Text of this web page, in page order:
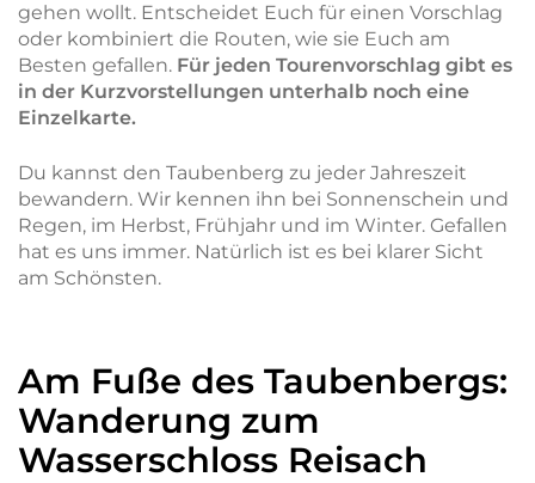
gehen wollt. Entscheidet Euch für einen Vorschlag
oder kombiniert die Routen, wie sie Euch am
Besten gefallen. Für jeden Tourenvorschlag gibt es
in der Kurzvorstellungen unterhalb noch eine
Einzelkarte.
Du kannst den Taubenberg zu jeder Jahreszeit
bewandern. Wir kennen ihn bei Sonnenschein und
Regen, im Herbst, Frühjahr und im Winter. Gefallen
hat es uns immer. Natürlich ist es bei klarer Sicht
am Schönsten.
Am Fuße des Taubenbergs:
Wanderung zum
Wasserschloss Reisach